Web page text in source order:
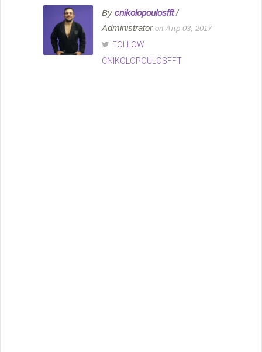
By cnikolopoulosfft/
Administrator on Απρ 03, 2017
FOLLOW
CNIKOLOPOULOSFFT